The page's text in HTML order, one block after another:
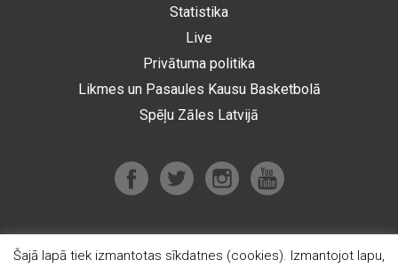
Statistika
Live
Privātuma politika
Likmes un Pasaules Kausu Basketbolā
Spēļu Zāles Latvijā
Šajā lapā tiek izmantotas sīkdatnes (cookies). Izmantojot lapu,